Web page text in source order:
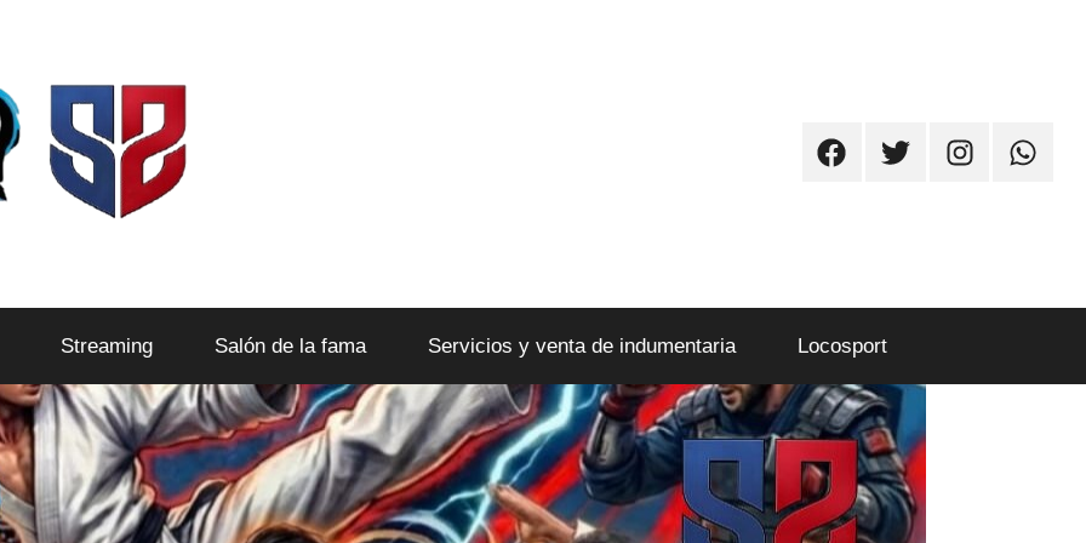
FacebookTwitter Instagram
Streaming Salón de la fama Servicios y venta de indumentaria Locosport